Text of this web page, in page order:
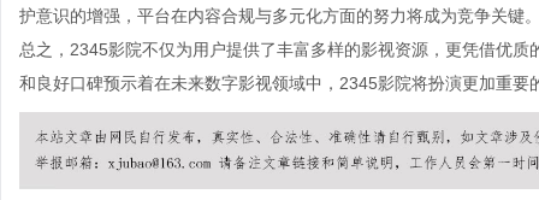
护意识的增强，平台在内容合规与多元化方面的努力将成为竞争关键
总之，2345影院不仅为用户提供了丰富多样的影视资源，更凭借优
和良好口碑预示着在未来数字影视领域中，2345影院将扮演更加重